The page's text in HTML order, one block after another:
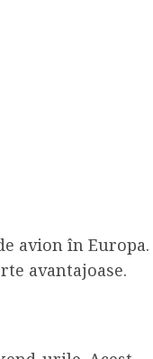
avion în Europa.
avantajoase.